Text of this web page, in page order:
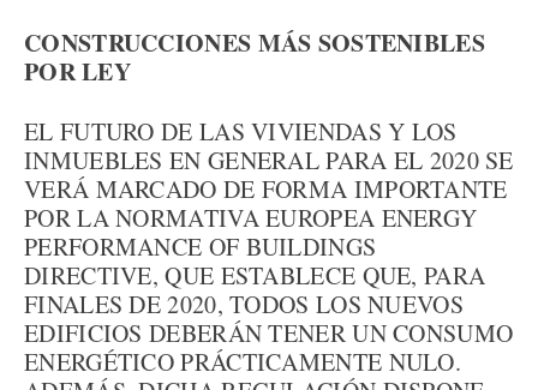
CONSTRUCCIONES MÁS SOSTENIBLES
POR LEY
EL FUTURO DE LAS VIVIENDAS Y LOS
INMUEBLES EN GENERAL PARA EL 2020 SE
VERÁ MARCADO DE FORMA IMPORTANTE
POR LA NORMATIVA EUROPEA ENERGY
PERFORMANCE OF BUILDINGS
DIRECTIVE, QUE ESTABLECE QUE, PARA
FINALES DE 2020, TODOS LOS NUEVOS
EDIFICIOS DEBERÁN TENER UN CONSUMO
ENERGÉTICO PRÁCTICAMENTE NULO.